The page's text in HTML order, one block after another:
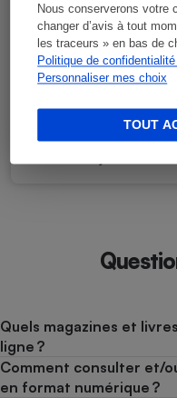
Nous conserverons votre
changer d’avis à tout
les traceurs » en bas de
Politique de
Personnaliser mes choix
TOUT
Que Choisir
Quels magazines et
ligne ?
Comment consulter et/
en format numérique ?